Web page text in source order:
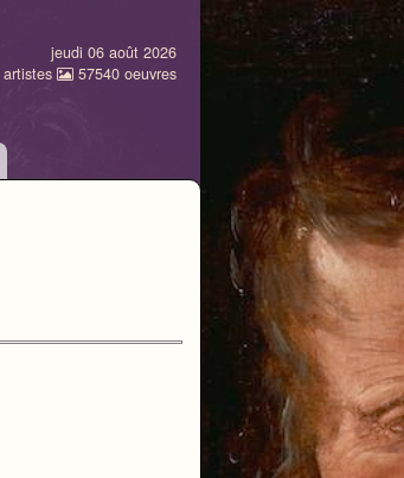
jeudi 06 août 2026
artistes 57540 oeuvres